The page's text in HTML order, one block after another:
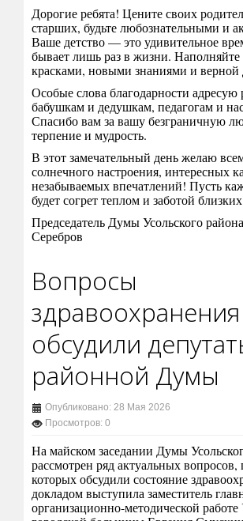
Дорогие ребята! Цените своих
старших, будьте любознательными и
Ваше детство — это удивительное
бывает лишь раз в жизни. Наполняйте
красками, новыми знаниями и
Особые слова благодарности адресую
бабушкам и дедушкам, педагогам и
Спасибо вам за вашу безграничную
терпение и мудрость.
В этот замечательный день желаю
солнечного настроения, интересных
незабываемых впечатлений! Пусть
будет согрет теплом и заботой
Председатель Думы Усольского
Серебров
Вопросы
здравоохранения
обсудили
районной Думы
Опубликовано: 28 Мая 2026
Просмотров: 0
На майском заседании Думы
рассмотрен ряд актуальных
которых обсудили состояние
докладом выступила заместитель
организационно-методической работе